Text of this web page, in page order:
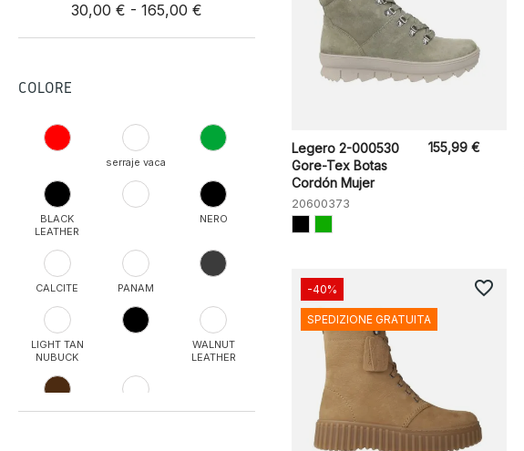
30,00 € - 165,00 €
COLORE
serraje vaca
BLACK
LEATHER
NERO
CALCITE PANAM
LIGHT TAN
NUBUCK
WALNUT
LEATHER
WHEAT
Legero 2-000530
Gore-Tex Botas
Cordón Mujer
20600373
155,99 €
-40%
SPEDIZIONE GRATUITA
favorite_border